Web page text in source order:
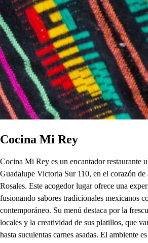
Cocina Mi Rey
Cocina Mi Rey es un encantador restaurante
Guadalupe Victoria Sur 110, en el corazón
Rosales. Este acogedor lugar ofrece una
fusionando sabores tradicionales mexicanos
contemporáneo. Su menú destaca por la
locales y la creatividad de sus platillos, que
hasta suculentas carnes asadas. El ambiente